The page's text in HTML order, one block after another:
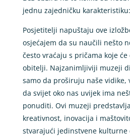
jednu zajedničku
Posjetitelji napuštaju ove
osjećajem da su naučili nešto
često vraćaju s pričama koje
obitelji. Najzanimljiviji muzeji
samo da proširuju naše vidike,
da svijet oko nas uvijek ima
ponuditi. Ovi muzeji
kreativnost, inovacija i
stvarajući jedinstvene kulturne